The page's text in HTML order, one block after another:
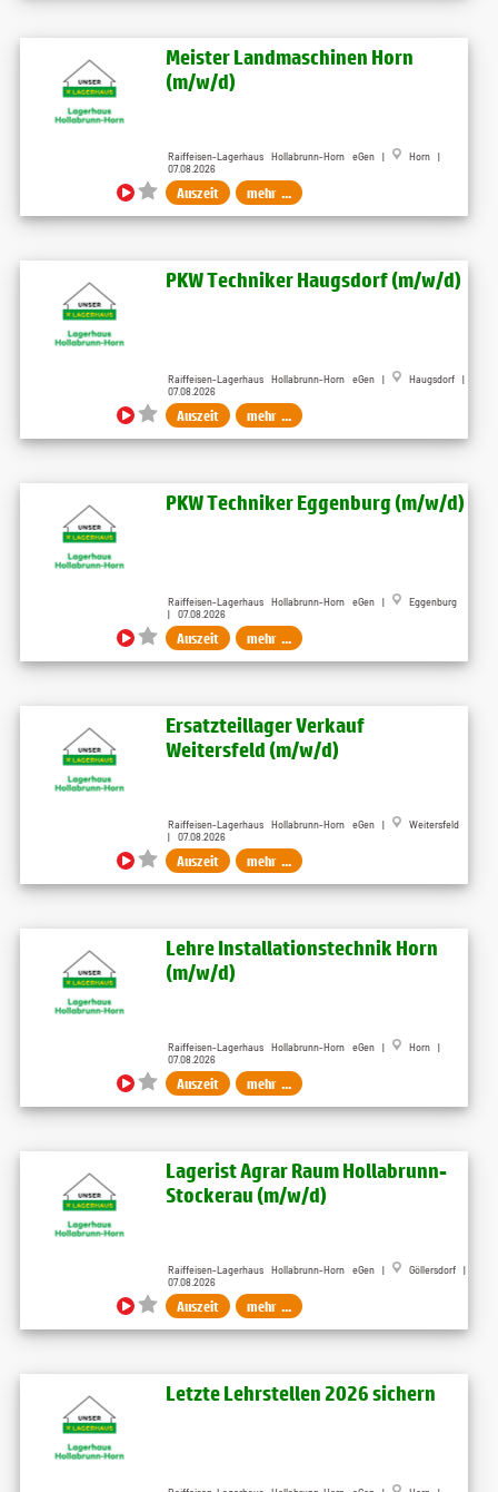
Meister Landmaschinen Horn
(m/w/d)
Raiffeisen-Lagerhaus Hollabrunn-Horn eGen |
Horn |
07.08.2026
Auszeit mehr ...
PKW Techniker Haugsdorf (m/w/d)
Raiffeisen-Lagerhaus Hollabrunn-Horn eGen |
Haugsdorf |
07.08.2026
Auszeit mehr ...
PKW Techniker Eggenburg (m/w/d)
Raiffeisen-Lagerhaus Hollabrunn-Horn eGen |
Eggenburg
| 07.08.2026
Auszeit mehr ...
Ersatzteillager Verkauf
Weitersfeld (m/w/d)
Raiffeisen-Lagerhaus Hollabrunn-Horn eGen |
Weitersfeld
| 07.08.2026
Auszeit mehr ...
Lehre Installationstechnik Horn
(m/w/d)
Raiffeisen-Lagerhaus Hollabrunn-Horn eGen |
Horn |
07.08.2026
Auszeit mehr ...
Lagerist Agrar Raum Hollabrunn-
Stockerau (m/w/d)
Raiffeisen-Lagerhaus Hollabrunn-Horn eGen |
Göllersdorf |
07.08.2026
Auszeit mehr ...
Letzte Lehrstellen 2026 sichern